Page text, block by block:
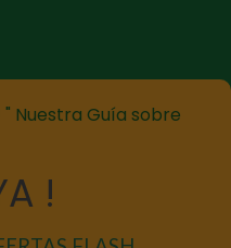
" Nuestra Guía sobre
!